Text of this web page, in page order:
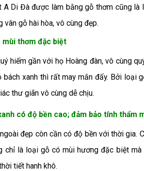
A Di Đà được làm bằng gỗ thơm cũng
vân gỗ hài hòa, vô cùng đẹp.
mùi thơm đặc biệt
hiếm gần với họ Hoàng đàn, vô cùng
xanh thì rất may mắn đấy. Bởi loại
thư giãn vô cùng dễ chịu.
có độ bền cao; đảm bảo tính thẩm
đẹp còn cần có độ bền với thời gia.
chỉ là loại gỗ có mùi hương đặc biệt
tiết hanh khô.